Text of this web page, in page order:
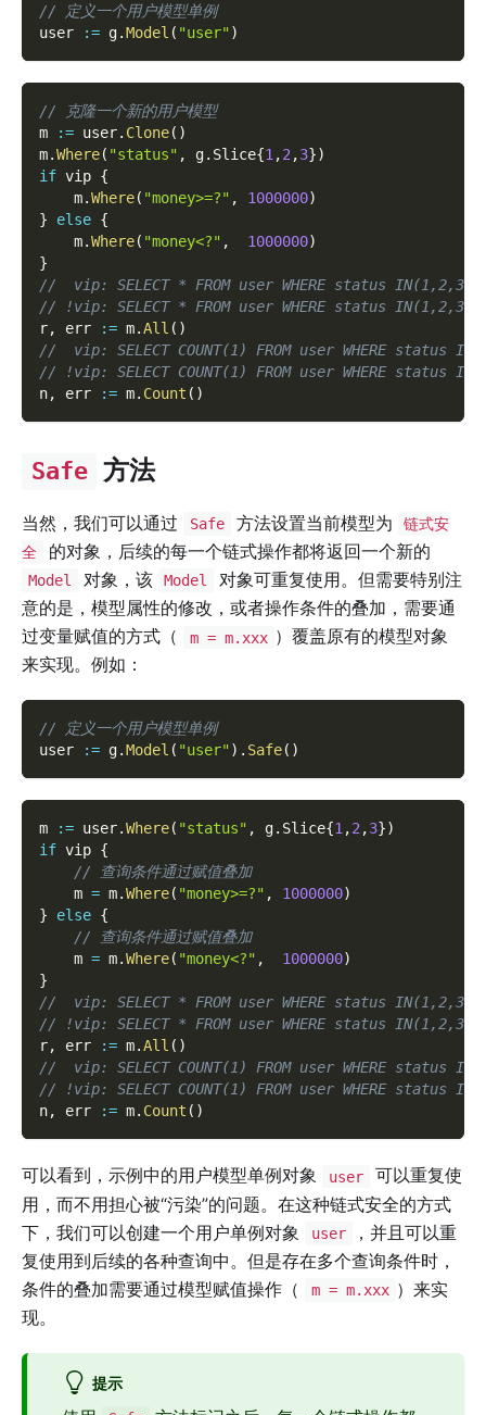
// 定义一个用户模型单例
user
:= g.Model ( "user")
// 克隆一个新的用户模型
m
:= user. Clone( )
m.Where( "status" , g. Slice{1 ,2 ,3})
if vip {
    m
.Where( "money>=?" , 1000000)
}
else {
    m
.Where( "money<?" , 1000000)
}
//  vip: SELECT * FROM user WHERE status IN(1,2,3)
// !vip: SELECT * FROM user WHERE status IN(1,2,3)
r, err := m.All ( )
//  vip: SELECT COUNT(1) FROM user WHERE status
// !vip: SELECT COUNT(1) FROM user WHERE status
n, err := m. Count ( )
Safe 方法
当然，我们可以通过 Safe 方法设置当前模型为
链式安
全
的对象，后续的每一个链式操作都将返回一个新的
Model 对象，该 Model
对象可重复使用。但需要特别注
意的是，模型属性的修改，或者操作条件的叠加，需要通
过变量赋值的方式（
m = m.xxx ）覆盖原有的模型对象
来实现。例如：
// 定义一个用户模型单例
user
:= g.Model ( "user") . Safe( )
m := user.Where( "status" , g. Slice{1,2,3})
if vip {
// 查询条件通过赋值叠加
    m
= m.Where( "money>=?" , 1000000)
}
else {
// 查询条件通过赋值叠加
    m
= m.Where( "money<?" , 1000000)
}
//  vip: SELECT * FROM user WHERE status IN(1,2,3)
// !vip: SELECT * FROM user WHERE status IN(1,2,3)
r, err := m.All ( )
//  vip: SELECT COUNT(1) FROM user WHERE status
// !vip: SELECT COUNT(1) FROM user WHERE status
n, err := m. Count ( )
可以看到，示例中的用户模型单例对象 user
可以重复使
用，而不用担心被“污染”的问题。在这种链式安全的方式
下，我们可以创建一个用户单例对象
user
，并且可以重
复使用到后续的各种查询中。但是存在多个查询条件时，
条件的叠加需要通过模型赋值操作（
m = m.xxx ）来实
现。
提示